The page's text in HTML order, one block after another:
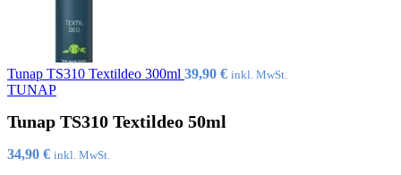
Tunap TS310 Textildeo 300ml 39,90 € inkl. MwSt.
TUNAP
Tunap TS310 Textildeo 50ml
34,90 € inkl. MwSt.